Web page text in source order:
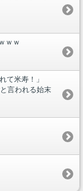
ｗｗ
て米寿！」
言われる始末